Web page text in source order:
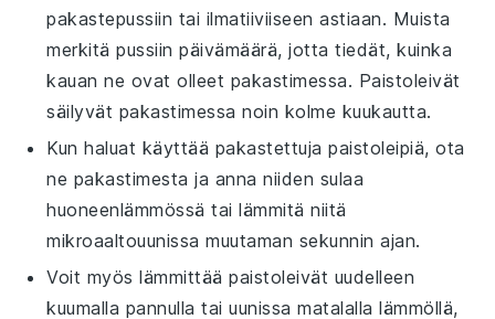
pakastepussiin tai ilmatiiviiseen astiaan. Muista
merkitä pussiin päivämäärä, jotta tiedät, kuinka
kauan ne ovat olleet pakastimessa. Paistoleivät
säilyvät pakastimessa noin kolme kuukautta.
Kun haluat käyttää pakastettujapaistoleipiä, ota
ne pakastimesta ja anna niiden sulaa
huoneenlämmössä tai lämmitä niitä
mikroaaltouunissa muutaman sekunnin ajan.
Voit myös lämmittääpaistoleivät uudelleen
kuumalla pannulla taiuunissa matalalla lämmöllä,